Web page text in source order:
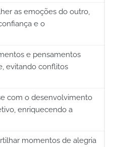
as emoções do outro,
e o
e pensamentos
evitando conflitos
com o desenvolvimento
enriquecendo a
momentos de alegria